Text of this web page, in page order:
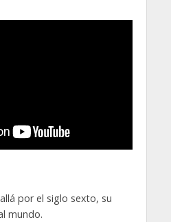
por el siglo sexto, su
mundo.